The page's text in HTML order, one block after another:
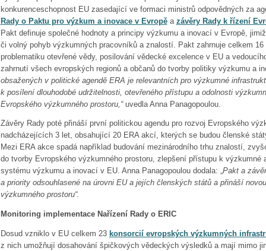
konkurenceschopnost EU zasedající ve formaci ministrů odpovědných za
Rady o Paktu pro výzkum a inovace v Evropěa závěry Rady k řízení
Pakt definuje společné hodnoty a principy výzkumu a inovací v Evropě,
či volný pohyb výzkumných pracovníků a znalostí. Pakt zahrnuje celkem
problematiku otevřené vědy, posilování vědecké excelence v EU a
zahrnutí všech evropských regionů a občanů do tvorby politiky výzkumu a
obsažených v politické agendě ERA je relevantních pro výzkumné
k posílení dlouhodobé udržitelnosti, otevřeného přístupu a odolnosti
Evropského výzkumného prostoru,“uvedla Anna Panagopoulou.
Závěry Rady poté přináší první politickou agendu pro rozvoj Evropského
nadcházejících 3 let, obsahující 20 ERA akcí, kterých se budou členské
Mezi ERA akce spadá například budování mezinárodního trhu znalostí,
do tvorby Evropského výzkumného prostoru, zlepšení přístupu k výzkumné
systému výzkumu a inovací v EU. Anna Panagopoulou dodala: „Pakt a
a priority odsouhlasené na úrovni EU a jejích členských států a přináší
výzkumného prostoru“.
Monitoring implementace Nařízení Rady o ERIC
Dosud vzniklo v EU celkem 23 konsorcií evropských výzkumných
z nich umožňují dosahování špičkových vědeckých výsledků a mají mimo